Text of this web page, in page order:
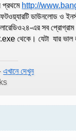
প্রথমে http://
ডাউনলোড ও
এর সব
থেকে। যেটা যার ভাল
এখানে দেখুন